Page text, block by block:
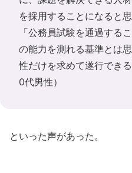
を採用することになると
「公務員試験を通過する
の能力を測れる基準とは
性だけを求めて遂行でき
0代男性）
といった声があった。